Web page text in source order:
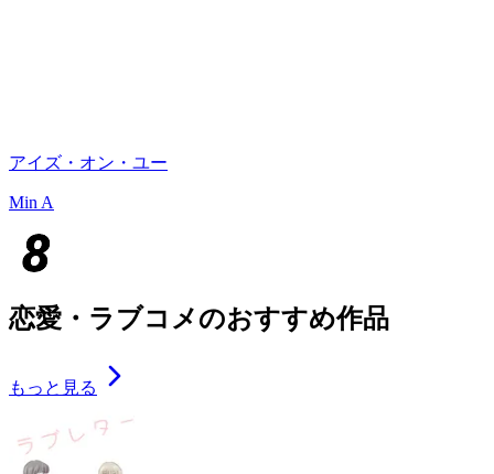
アイズ・オン・ユー
Min A
恋愛・ラブコメのおすすめ作品
もっと見る